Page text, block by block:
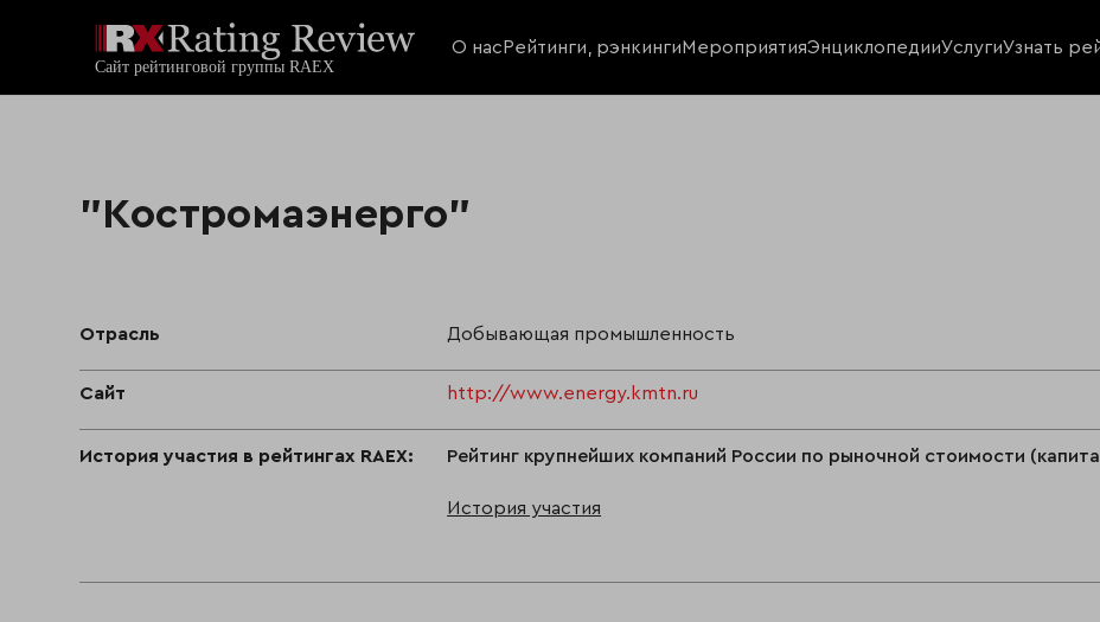
О нас Рейтинги, рэнкингиМероприятияЭнциклопедииУслугиУзнать
"Костромаэнерго"
Отрасль Добывающая промышленность
Сайт http://www.energy.kmtn.ru
История участия в рейтингах RAEX: Рейтинг крупнейших компаний России по рыночной стоимости
История участия